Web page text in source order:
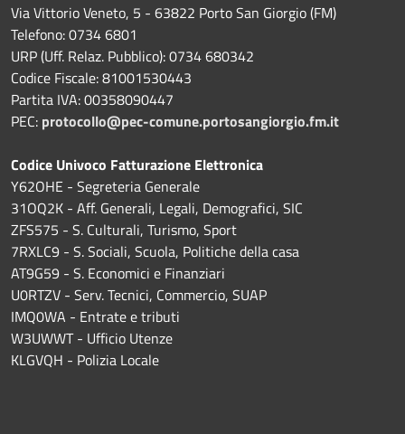
Via Vittorio Veneto, 5 - 63822 Porto San Giorgio (FM)
Telefono: 0734 6801
URP (Uff. Relaz. Pubblico): 0734 680342
Codice Fiscale: 81001530443
Partita IVA: 00358090447
PEC: protocollo@pec-comune.portosangiorgio.fm.it
Codice Univoco Fatturazione Elettronica
Y62OHE - Segreteria Generale
31OQ2K - Aff. Generali, Legali, Demografici, SIC
ZFS575 - S. Culturali, Turismo, Sport
7RXLC9 - S. Sociali, Scuola, Politiche della casa
AT9G59 - S. Economici e Finanziari
U0RTZV - Serv. Tecnici, Commercio, SUAP
IMQ0WA - Entrate e tributi
W3UWWT - Ufficio Utenze
KLGVQH - Polizia Locale